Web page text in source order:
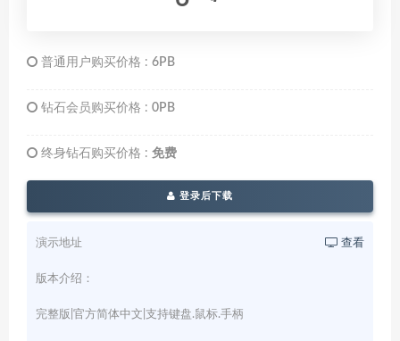
普通用户购买价格 : 6PB
钻石会员购买价格 : 0PB
终身钻石购买价格 : 免费
登录后下载
演示地址 查看
版本介绍：
完整版|官方简体中文|支持键盘.鼠标.手柄